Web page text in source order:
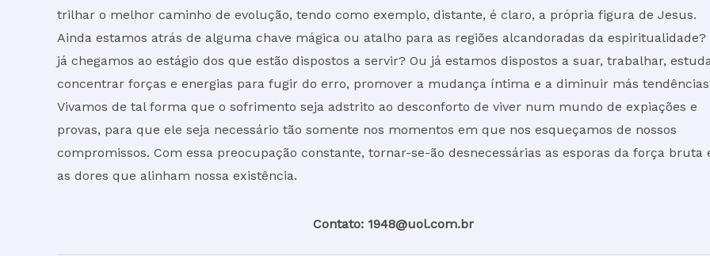
trilhar o melhor caminho de evolução, tendo como exemplo, distante, é claro, a própria figura de Jesus.
Ainda estamos atrás de alguma chave mágica ou atalho para as regiões alcandoradas da espiritualidade?
já chegamos ao estágio dos que estão dispostos a servir? Ou já estamos dispostos a suar, trabalhar,
concentrar forças e energias para fugir do erro, promover a mudança íntima e a diminuir más
Vivamos de tal forma que o sofrimento seja adstrito ao desconforto de viver num mundo de expiações e
provas, para que ele seja necessário tão somente nos momentos em que nos esqueçamos de nossos
compromissos. Com essa preocupação constante, tornar-se-ão desnecessárias as esporas da força bruta
as dores que alinham nossa existência.
Contato: 1948@uol.com.br